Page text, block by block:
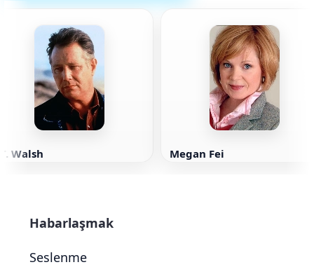
Walsh Megan Fei
Habarlaşmak
Seslenme